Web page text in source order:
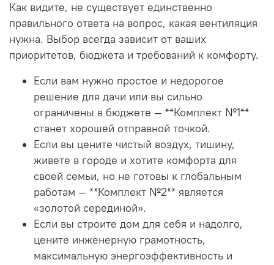
Как видите, не существует единственно
правильного ответа на вопрос, какая вентиляция
нужна. Выбор всегда зависит от ваших
приоритетов, бюджета и требований к комфорту.
Если вам нужно простое и недорогое
решение для дачи или вы сильно
ограничены в бюджете — **Комплект №1**
станет хорошей отправной точкой.
Если вы цените чистый воздух, тишину,
живете в городе и хотите комфорта для
своей семьи, но не готовы к глобальным
работам — **Комплект №2** является
«золотой серединой».
Если вы строите дом для себя и надолго,
цените инженерную грамотность,
максимальную энергоэффективность и